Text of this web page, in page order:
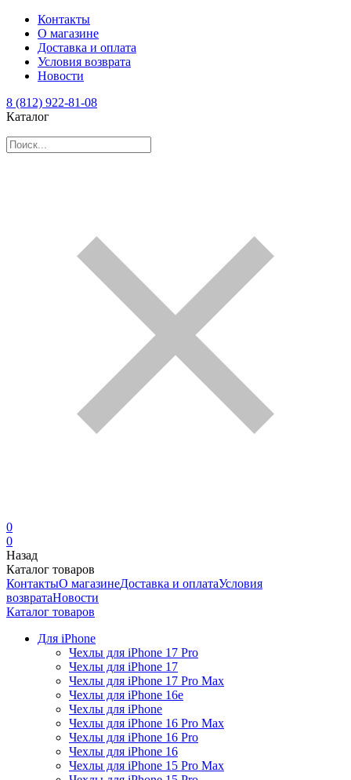
Контакты
О магазине
Доставка и оплата
Условия возврата
Новости
8 (812) 922-81-08
Каталог
0
0
Назад
Каталог товаров
КонтактыО магазинеДоставка и оплатаУсловия
возвратаНовости
Каталог товаров
Для iPhone
Чехлы для iPhone 17 Pro
Чехлы для iPhone 17
Чехлы для iPhone 17 Pro Max
Чехлы для iPhone 16e
Чехлы для iPhone
Чехлы для iPhone 16 Pro Max
Чехлы для iPhone 16 Pro
Чехлы для iPhone 16
Чехлы для iPhone 15 Pro Max